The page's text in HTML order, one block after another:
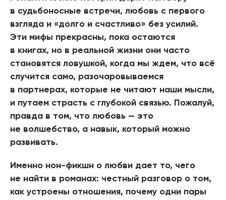
в судьбоносные встречи, любовь с первого
взгляда и «долго и счастливо» без усилий.
Эти мифы прекрасны, пока остаются
в книгах, но в реальной жизни они часто
становятся ловушкой, когда мы ждем, что всё
случится само, разочаровываемся
в партнерах, которые не читают наши мысли,
и путаем страсть с глубокой связью. Пожалуй,
правда в том, что любовь — это
не волшебство, а навык, который можно
развивать.
Именно нон-фикшн о любви дает то, чего
не найти в романах: честный разговор о том,
как устроены отношения, почему одни пары